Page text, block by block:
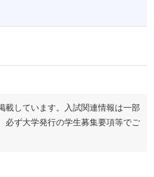
載しています。入試関連情報は一部
必ず大学発行の学生募集要項等でご